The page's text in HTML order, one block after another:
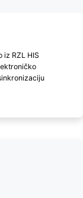
iz RZL HIS